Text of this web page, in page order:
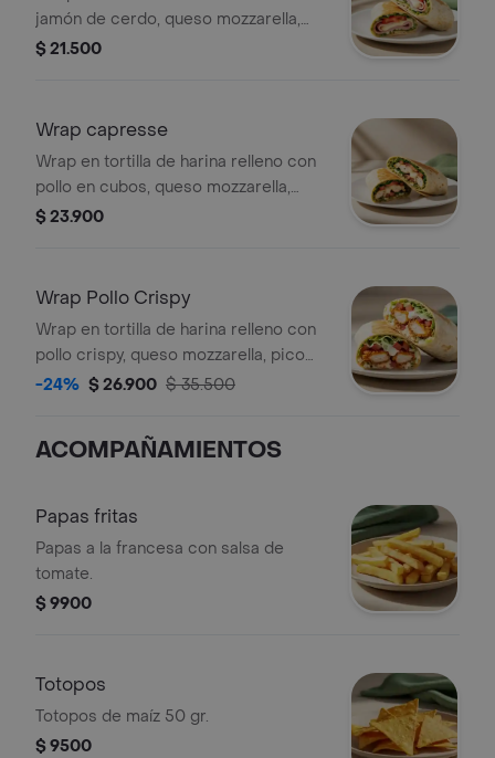
jamón de cerdo, queso mozzarella,
lechuga, tomate y alioli.
$ 21.500
Wrap capresse
Wrap en tortilla de harina relleno con
pollo en cubos, queso mozzarella,
tomate, espinaca y pesto.
$ 23.900
Wrap Pollo Crispy
Wrap en tortilla de harina relleno con
pollo crispy, queso mozzarella, pico
de gallo, lechuga y salsa ranch.
-24% $ 26.900 $ 35.500
ACOMPAÑAMIENTOS
Papas fritas
Papas a la francesa con salsa de
tomate.
$ 9900
Totopos
Totopos de maíz 50 gr.
$ 9500